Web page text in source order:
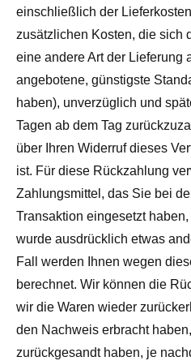
einschließlich der
zusätzlichen Kosten, die sich
eine andere Art der Lieferung
angebotene, günstigste
haben), unverzüglich und
Tagen ab dem Tag
über Ihren Widerruf dieses
ist. Für diese Rückzahlung
Zahlungsmittel, das Sie bei
Transaktion eingesetzt
wurde ausdrücklich etwas
Fall werden Ihnen wegen
berechnet. Wir können die
wir die Waren wieder
den Nachweis erbracht
zurückgesandt haben, je